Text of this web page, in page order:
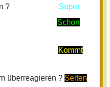
?
Super
? Schon
?
Kommt
überreagieren ? Selten